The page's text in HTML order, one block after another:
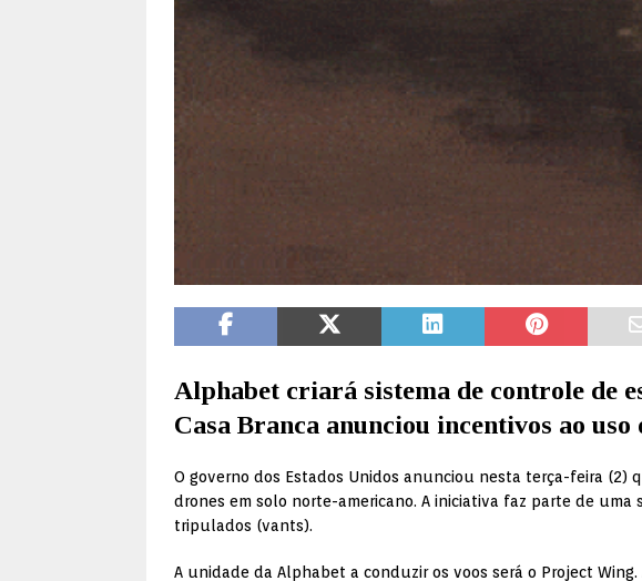
Alphabet criará sistema de controle de
Casa Branca anunciou incentivos ao
O governo dos Estados Unidos anunciou nesta terça-feira (2)
drones em solo norte-americano. A iniciativa faz parte de
tripulados (vants).
A unidade da Alphabet a conduzir os voos será o Project Wing.